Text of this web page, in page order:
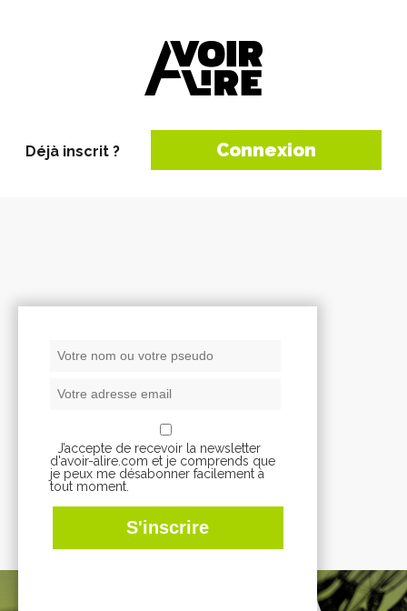
Déjà inscrit ? Connexion
J’accepte de recevoir la newsletter
d'avoir-alire.com et je comprends que
je peux me désabonner facilement à
tout moment.